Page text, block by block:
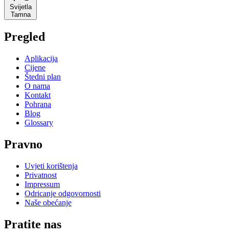
Svijetla
Tamna
Pregled
Aplikacija
Cijene
Štedni plan
O nama
Kontakt
Pohrana
Blog
Glossary
Pravno
Uvjeti korištenja
Privatnost
Impressum
Odricanje odgovornosti
Naše obećanje
Pratite nas